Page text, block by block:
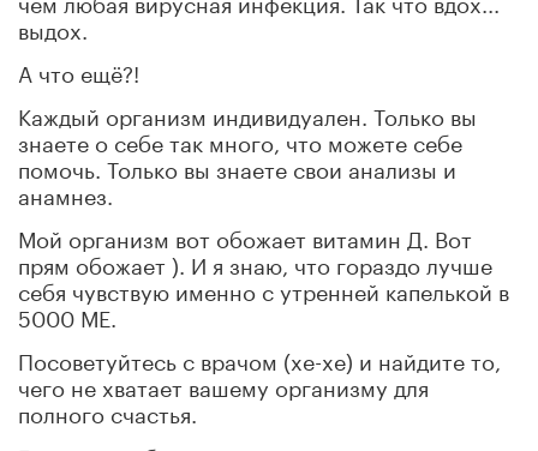
выдох.
А что ещё?!
Каждый организм индивидуален. Только вы
знаете о себе так много, что можете себе
помочь. Только вы знаете свои анализы и
анамнез.
Мой организм вот обожает витамин Д. Вот
прям обожает ). И я знаю, что гораздо лучше
себя чувствую именно с утренней капелькой в
5000 МЕ.
Посоветуйтесь с врачом (хе-хе) и найдите то,
чего не хватает вашему организму для
полного счастья.